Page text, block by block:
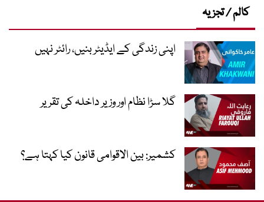
کالم / تجزیہ
اپنی زندگی کے ایڈیٹر بنیں، رائٹر نہیں
گلا سڑا نظام اور وزیر داخلہ کی تقریر
کشمیر: بین الاقوامی قانون کیا کہتا ہے؟